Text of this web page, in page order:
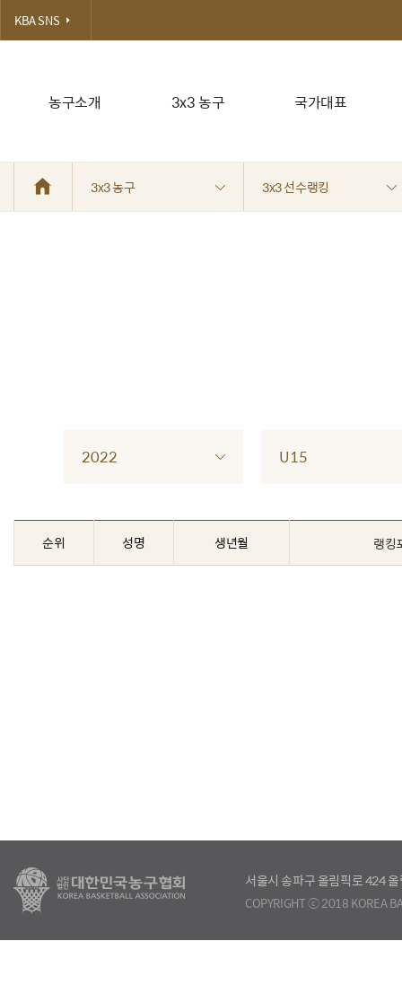
농구소개 3x3 농구 국가대표
KBA SNS
3x3 농구 3x3 선수랭킹
2022 U15
순위 성명 생년월 랭킹
서울시 송파구 올림픽로 424
COPYRIGHT ⓒ 2018 KOREA